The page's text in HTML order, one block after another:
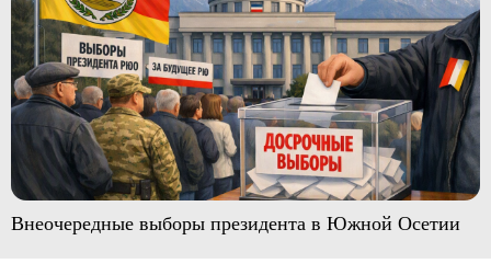
Внеочередные выборы президента в Южной Осетии